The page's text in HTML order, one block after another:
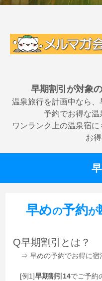
早期割引が対象
温泉旅行を計画中なら
予約でお得な温
ワンランク上の温泉宿
お
早めの予約が
Q早期割引とは？
⇒ 早めの予約でお得に宿
[例1]早期割引14でご予約